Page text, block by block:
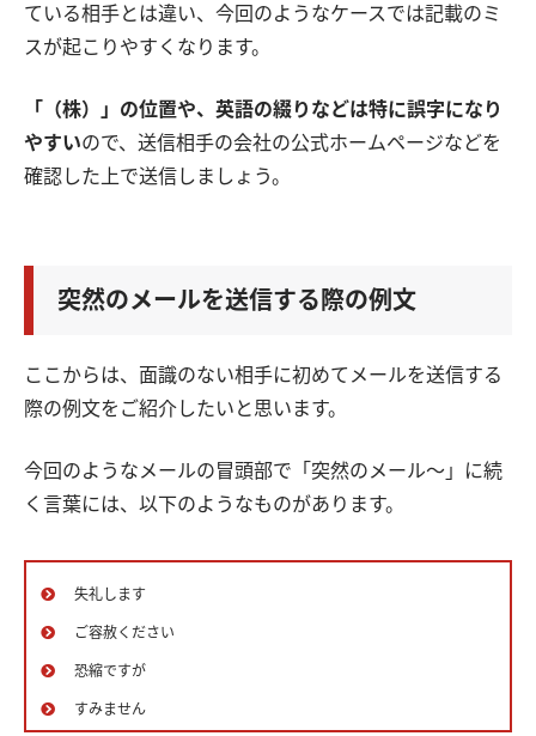
ている相手とは違い、今回のようなケースでは記載のミ
スが起こりやすくなります。
「（株）」の位置や、英語の綴りなどは特に誤字になり
やすいので、送信相手の会社の公式ホームページなどを
確認した上で送信しましょう。
突然のメールを送信する際の例文
ここからは、面識のない相手に初めてメールを送信する
際の例文をご紹介したいと思います。
今回のようなメールの冒頭部で「突然のメール〜」に続
く言葉には、以下のようなものがあります。
失礼します
ご容赦ください
恐縮ですが
すみません